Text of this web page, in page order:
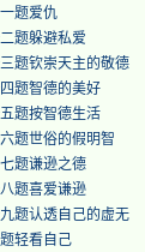
题爱仇
题躲避私爱
题钦崇天主的敬德
题智德的美好
题按智德生活
题世俗的假明智
题谦逊之德
题喜爱谦逊
题认透自己的虚无
轻看自己